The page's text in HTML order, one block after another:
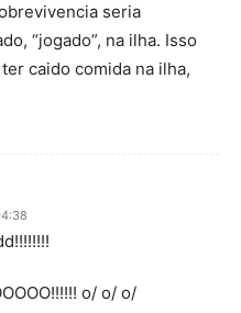
seria
“jogado”, na ilha. Isso
caido comida na ilha,
o/ o/ o/